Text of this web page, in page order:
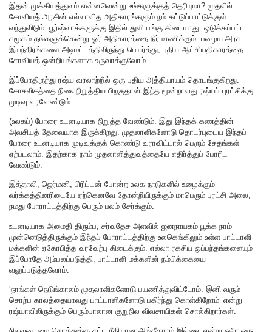
இதன் முக்கியத்துவம் என்னவென்று உங்களுக்குத் தெரியுமா? முதலில்
சோவியத் அரசின் எல்லாவித அதிகாரங்களும் நம் கட்டுப்பாட்டுக்குள்
வந்துவிடும். பூர்ஷ்வாக்களுக்கு இதில் துளி பங்கு கிடையாது. ஒடுக்கப்பட்ட
சமூகம் தங்களுக்கென்று ஓர் அதிகாரத்தை நிர்மாணிக்கும். பழைய அரசு
இயந்திரங்களை அடிமட்டத்திலிருந்து பெயர்த்து, புதிய ஆட்சியதிகாரத்தை
சோவியத் ஒன்றியங்களாக உருவாக்குவோம்.
இப்போதிருந்து ரஷ்ய வரலாற்றில் ஒரு புதிய அத்தியாயம் தொடங்குகிறது.‌
சோசலிசத்தை நிலைநிறுத்திய பிறகுதான் இந்த மூன்றாவது ரஷ்யப் புரட்சிக்கு
முடிவு வரவேண்டும்.
(உலகப்) போரை உடனடியாக நிறுத்த வேண்டும். இது இந்தக் கணத்தின்
அவசியத் தேவையாக இருக்கிறது. முதலாளிகளோடு தொடர்புடைய இந்தப்
போரை உடனடியாக முடிவுக்குக் கொண்டு வராவிட்டால் பெரும் சேதங்கள்
ஏற்படலாம். இதற்காக நாம் முதலாளித்துவத்தையே எதிர்த்துப் போரிட
வேண்டும்.
இத்தாலி, ஜெர்மனி, பிரிட்டன் போன்ற உலக நாடுகளில் உழைக்கும்
வர்க்கத்தினரிடையே ஏற்கெனவே தோன்றியிருக்கும் மாபெரும் புரட்சி அலை,
நமது போராட்டத்திற்கு பெரும் பலம் சேர்க்கும்.
உடனடியாக அமைதி திரும்ப, சர்வதேச அளவில் ஜனநாயகம் பூக்க நாம்
முன்னெடுத்திருக்கும் இந்தப் போராட்டத்திற்கு உலகெங்கிலும் உள்ள பாட்டாளி
மக்களின் ஏகோபித்த வரவேற்பு கிடைக்கும். எல்லா ரகசிய ஒப்பந்தங்களையும்
இப்போதே அம்பலப்படுத்தி, பாட்டாளி மக்களின் நம்பிக்கையை
வலுப்படுத்தவோம்.
‘நாங்கள் நெடுங்காலம் முதலாளிகளோடு பயணித்துவிட்டோம். இனி வரும்
சொற்ப காலத்தையாவது பாட்டாளிகளோடு பகிர்ந்து கொள்கிறோம்’ என்று
ரஷ்யாவிலிருக்கும் பெரும்பாலான குறுநில விவசாயிகள் சொல்கிறார்கள்.